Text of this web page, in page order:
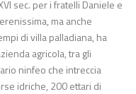
sec. per i fratelli Daniele e
ma anche
di villa palladiana, ha
agricola, tra gli
ninfeo che intreccia
idriche, 200 ettari di